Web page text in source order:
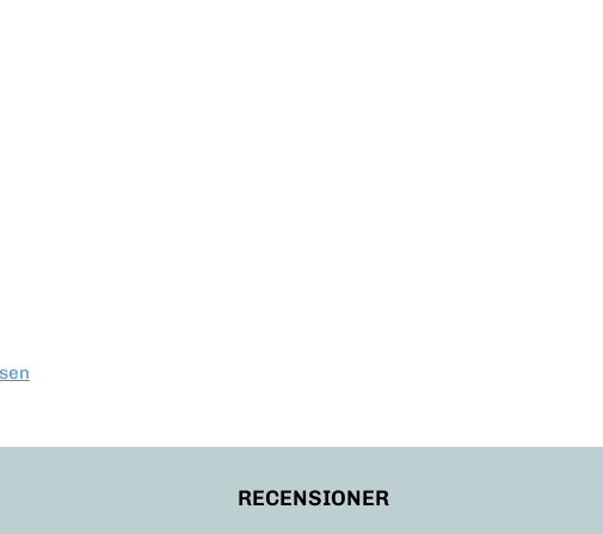
RECENSIONER